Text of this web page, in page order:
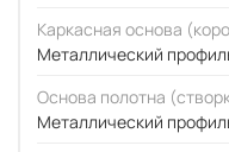
Каркасная основа
Металлический
Основа полотна
Металлический